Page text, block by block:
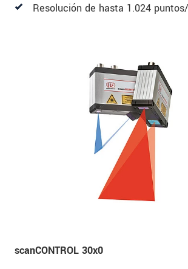
Resolución de hasta 1.024
scanCONTROL 30x0